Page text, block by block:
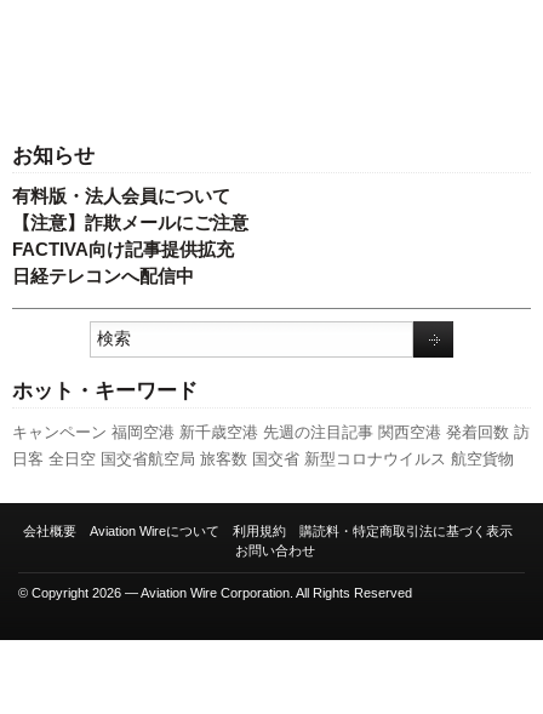
お知らせ
有料版・法人会員について
【注意】詐欺メールにご注意
FACTIVA向け記事提供拡充
日経テレコンへ配信中
ホット・キーワード
キャンペーン 福岡空港 新千歳空港 先週の注目記事 関西空港 発着回数 訪
日客 全日空 国交省航空局 旅客数 国交省 新型コロナウイルス 航空貨物
アバス LCC ANAホールディングス 737NG A350 XWB スカイマーク 新路
会社概要 Aviation Wireについて 利用規約
購読料・特定商取引法に基づく表示
お問い合わせ
© Copyright 2026 — Aviation Wire Corporation. All Rights Reserved